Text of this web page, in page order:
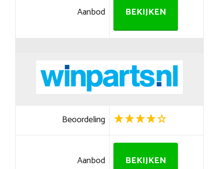
Aanbod BEKIJKEN
Beoordeling
Aanbod BEKIJKEN